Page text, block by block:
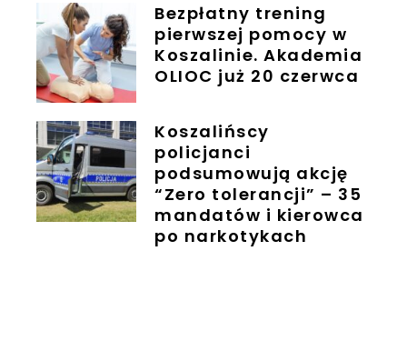
Bezpłatny trening
pierwszej pomocy w
Koszalinie. Akademia
OLIOC już 20 czerwca
Koszalińscy
policjanci
podsumowują akcję
“Zero tolerancji” – 35
mandatów i kierowca
po narkotykach